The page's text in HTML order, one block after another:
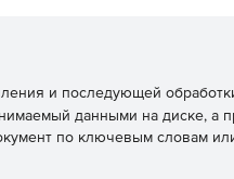
и последующей
данными на диске, а
по ключевым словам